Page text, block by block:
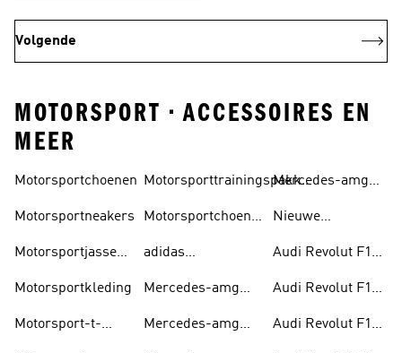
Volgende
MOTORSPORT • ACCESSOIRES EN
MEER
Motorsportchoenen
Motorsportneakers
Motorsportjassen
Motorsportkleding
Motorsport-t-
Motorsporttrainingspakken
Motorsportchoenen
adidas
schoenen Voor
Motorsport
Mercedes-amg
jassen & -jacks
Mercedes-amg
hoodies
Mercedes-amg
schoenen
Nieuwe
Audi Revolut F1
jacks
Audi Revolut F1
Audi Revolut F1